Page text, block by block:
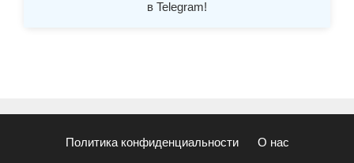
в Telegram!
Политика конфиденциальности О нас